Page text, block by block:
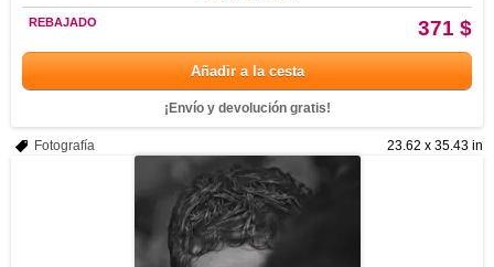
371 $
REBAJADO
Añadir a la cesta
¡Envío y devolución gratis!
23.62 x 35.43 in
Fotografía